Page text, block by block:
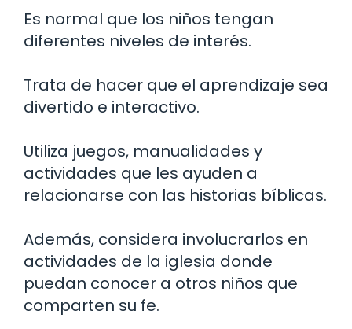
Es normal que los niños tengan
diferentes niveles de interés.
Trata de hacer que el aprendizaje sea
divertido e interactivo.
Utiliza juegos, manualidades y
actividades que les ayuden a
relacionarse con las historias bíblicas.
Además, considera involucrarlos en
actividades de la iglesia donde
puedan conocer a otros niños que
comparten su fe.